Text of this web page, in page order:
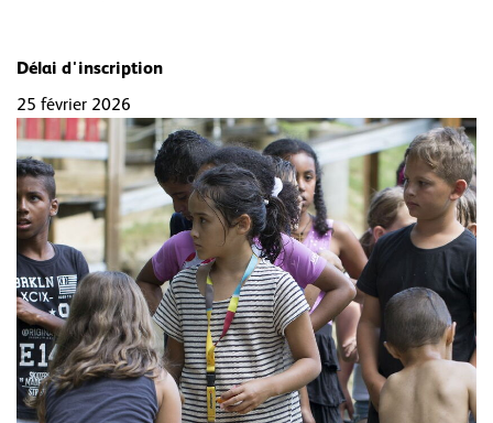
Délai d'inscription
25 février 2026